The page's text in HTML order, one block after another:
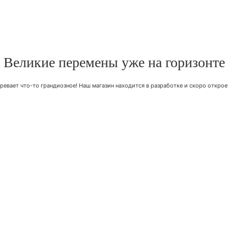
Великие перемены уже на горизонте
что-то грандиозное! Наш магазин находится в разработке и скоро